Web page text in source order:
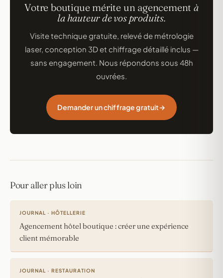
Votre boutique mérite un agencement à
la hauteur de vos produits.
Visite technique gratuite, relevé de métrologie
laser, conception 3D et chiffrage détaillé inclus —
sans engagement. Nous répondons sous 48h
ouvrées.
Demander un chiffrage gratuit
Pour aller plus loin
JOURNAL · HÔTELLERIE
Agencement hôtel boutique : créer une expérience
client mémorable
JOURNAL · RESTAURATION